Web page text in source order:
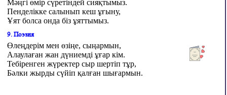
Мәңгі өмір сүретіндей сияқтымыз.
Пенделікке салынып кеш ұғыну,
Ұят болса онда біз ұяттымыз.
9. Поэзия
Өлеңдерім мен өзіңе, сыңармын,
Алаулаған жан дүниемді ұғар кім.
Тебіренген жүректер сыр шертіп тұр,
Бәлки жырды сүйіп қалған шығармын.